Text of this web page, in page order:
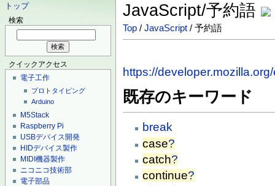
トップ
検索
クイックアクセス
電子工作
プロトタイピング
Arduino
M5Stack
Raspberry Pi
USBデバイス開発
HIDデバイス製作
MIDI機器製作
ニコニコ技術部
電子部品
JavaScript/予約語
Top /JavaScript / 予約語
https://
既存のキーワード
break
case?
catch?
continue?